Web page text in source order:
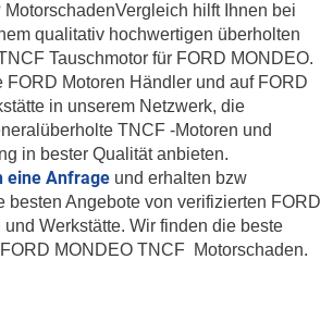
hilft Ihnen bei
qualitativ hochwertigen überholten
Tauschmotor für FORD MONDEO.
FORD Motoren Händler und auf FORD
in unserem Netzwerk, die
TNCF -Motoren und
in bester Qualität anbieten.
eine Anfrage und erhalten bzw
besten Angebote von verifizierten FORD
und Werkstätte. Wir finden die beste
MONDEO TNCF Motorschaden.